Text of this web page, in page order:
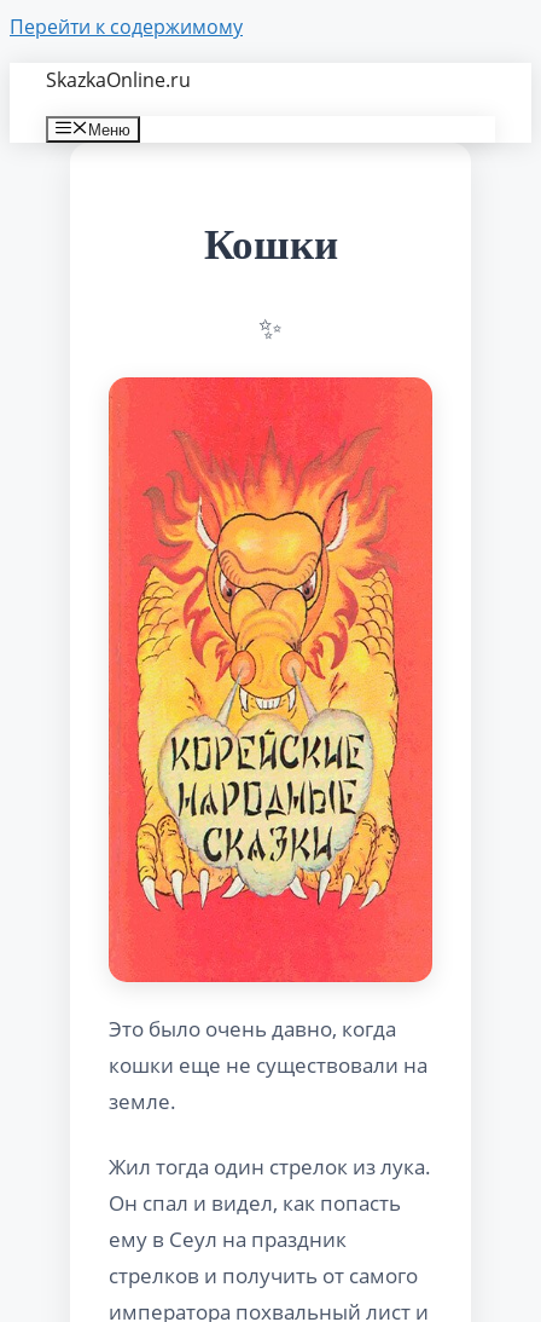
Перейти к содержимому
SkazkaOnline.ru
Меню
Кошки
Это было очень давно, когда
кошки еще не существовали на
земле.
Жил тогда один стрелок из лука.
Он спал и видел, как попасть
ему в Сеул на праздник
стрелков и получить от самого
императора похвальный лист и